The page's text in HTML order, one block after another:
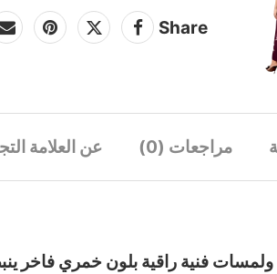
Share
مراجعات (0) عن العلامة
فنية راقية بلون خمري فاخر